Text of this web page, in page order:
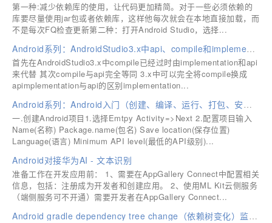
第一种:减少依赖库的使用，让代码更加精简。对于一些必须依赖的
库要尽量使用jar包或者依赖库，这样他每次就会在本地直接加载，而
不是每次FQ检查更新第二种：打开Android Studio，选择...
Android系列：AndroidStudio3.x中api、compile和implementation的区别
首先在AndroidStudio3.x中compile已经过时由implementation和api
来代替 其次compile与api完全等同 3.x中可以完全将compile换成
apimplementation与api的区别implementation...
Android系列：Android入门（创建、编译、运行、打包、安装）
一.创建Android项目1.选择Emtpy Activity=>Next 2.配置项目输入
Name(名称) Package.name(包名) Save location(保存位置)
Language(语言) Minimum API level(最低的API级别)...
Android对接华为AI - 文本识别
准备工作在开发应用前： 1、需要在AppGallery Connect中配置相关
信息，包括：注册成为开发者和创建应用。 2、使用ML Kit云侧服务
（端侧服务可不开通）需要开发者在AppGallery Connect...
Android gradle dependency tree change（依赖树变化）监控实现，sdk version 变化一目了然